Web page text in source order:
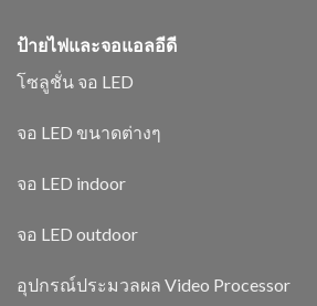
ป้ายไฟและจอแอลอีดี
โซลูชั่น จอ LED
จอ LED ขนาดต่างๆ
จอ LED indoor
จอ LED outdoor
อุปกรณ์ประมวลผล Video Processor